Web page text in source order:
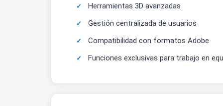
Herramientas 3D avanzadas
Gestión centralizada de usuarios
Compatibilidad con formatos Adobe
Funciones exclusivas para trabajo en